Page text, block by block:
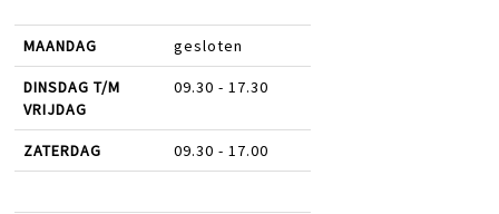
MAANDAG gesloten
DINSDAG T/M
VRIJDAG
09.30 - 17.30
ZATERDAG 09.30 - 17.00